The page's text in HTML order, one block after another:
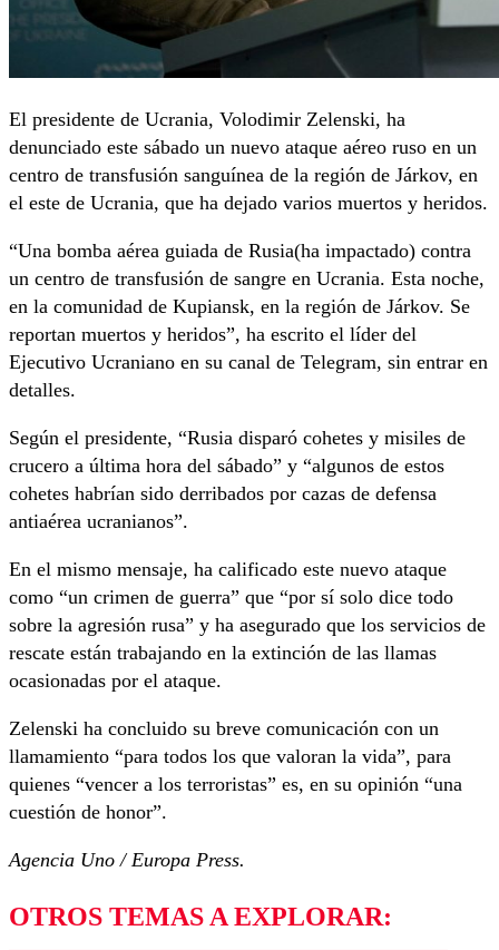
El presidente de Ucrania, Volodimir Zelenski, ha
denunciado este sábado un nuevo ataque aéreo ruso en un
centro de transfusión sanguínea de la región de Járkov, en
el este de Ucrania, que ha dejado varios muertos y heridos.
“Una bomba aérea guiada de Rusia(ha impactado) contra
un centro de transfusión de sangre en Ucrania. Esta noche,
en la comunidad de Kupiansk, en la región de Járkov. Se
reportan muertos y heridos”, ha escrito el líder del
Ejecutivo Ucraniano en su canal de Telegram, sin entrar en
detalles.
Según el presidente, “Rusia disparó cohetes y misiles de
crucero a última hora del sábado” y “algunos de estos
cohetes habrían sido derribados por cazas de defensa
antiaérea ucranianos”.
En el mismo mensaje, ha calificado este nuevo ataque
como “un crimen de guerra” que “por sí solo dice todo
sobre la agresión rusa” y ha asegurado que los servicios de
rescate están trabajando en la extinción de las llamas
ocasionadas por el ataque.
Zelenski ha concluido su breve comunicación con un
llamamiento “para todos los que valoran la vida”, para
quienes “vencer a los terroristas” es, en su opinión “una
cuestión de honor”.
Agencia Uno / Europa Press.
OTROS TEMAS A EXPLORAR: